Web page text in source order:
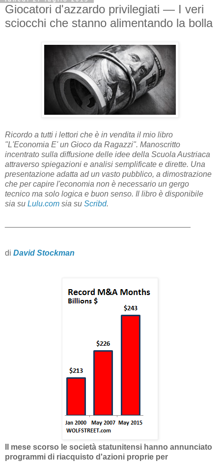
Giocatori d'azzardo privilegiati — I veri
sciocchi che stanno alimentando la bolla
Ricordo a tutti i lettori che è in vendita il mio libro
"L'Economia E' un Gioco da Ragazzi". Manoscritto
incentrato sulla diffusione delle idee della Scuola Austriaca
attraverso spiegazioni e analisi semplificate e dirette. Una
presentazione adatta ad un vasto pubblico, a dimostrazione
che per capire l'economia non è necessario un gergo
tecnico ma solo logica e buon senso. Il libro è disponibile
sia su Lulu.com sia su Scribd.
di David Stockman
Il mese scorso le società statunitensi hanno annunciato
programmi di riacquisto d'azioni proprie per